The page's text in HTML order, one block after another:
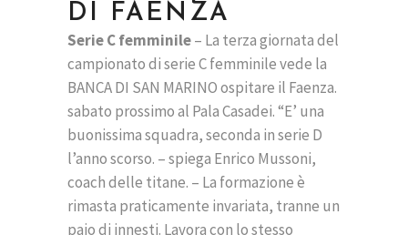
DI FAENZA
Serie C femminile– La terza giornata del
campionato di serie C femminile vede la
BANCA DI SAN MARINO ospitare il Faenza.
sabato prossimo al Pala Casadei. “E’ una
buonissima squadra, seconda in serie D
l’anno scorso. – spiega Enrico Mussoni,
coach delle titane. – La formazione è
rimasta praticamente invariata, tranne un
paio di innesti. Lavora con lo stesso